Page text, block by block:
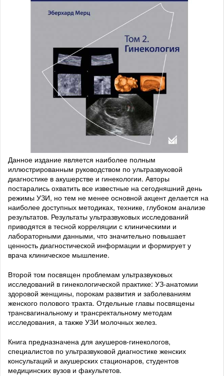
Данное издание является наиболее полным
иллюстрированным руководством по ультразвуковой
диагностике в акушерстве и гинекологии. Авторы
постарались охватить все известные на сегодняшний день
режимы УЗИ, но тем не менее основной акцент делается на
наиболее доступных методиках, технике, глубоком анализе
результатов. Результаты ультразвуковых исследований
приводятся в тесной корреляции с клиническими и
лабораторными данными, что значительно повышает
ценность диагностической информации и формирует у
врача клиническое мышление.
Второй том посвящен проблемам ультразвуковых
исследований в гинекологической практике: УЗ-анатомии
здоровой женщины, порокам развития и заболеваниям
женского полового тракта. Отдельные главы посвящены
трансвагинальному и трансректальному методам
исследования, а также УЗИ молочных желез.
Книга предназначена для акушеров-гинекологов,
специалистов по ультразвуковой диагностике женских
консультаций и акушерских стационаров, студентов
медицинских вузов и факультетов.